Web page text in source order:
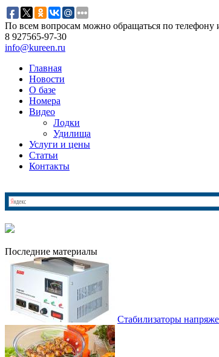
По всем вопросам можно обращаться по телефону
8 927565-97-30
info@kureen.ru
Главная
Новости
О базе
Номера
Видео
Лодки
Удилища
Услуги и цены
Статьи
Контакты
Последние материалы
Стабилизаторы